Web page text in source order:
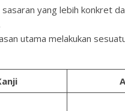
yang lebih konkret
utama melakukan